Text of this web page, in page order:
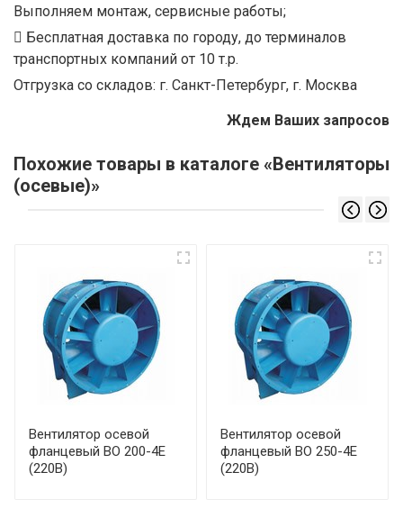
Выполняем монтаж, сервисные работы;
Бесплатная доставка по городу, до терминалов
транспортных компаний от 10 т.р.
Отгрузка со складов: г. Санкт-Петербург, г. Москва
Ждем Ваших запросов
Похожие товары в каталоге «Вентиляторы
(осевые)»
Вентилятор осевой
фланцевый ВО 200-4Е
(220В)
Вентилятор осевой
фланцевый ВО 250-4Е
(220В)